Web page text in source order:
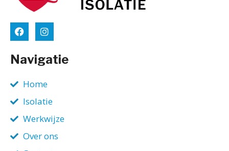
Navigatie
Home
Isolatie
Werkwijze
Over ons